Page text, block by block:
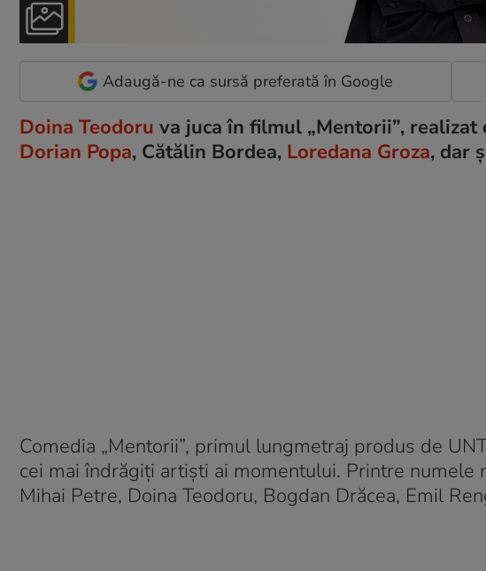
Adaugă-ne ca sursă preferată în Google
Doina Teodoru va juca în filmul „Mentorii”,
Dorian Popa, Cătălin Bordea, Loredana Groza, dar
Comedia „Mentorii”, primul lungmetraj produs de
cei mai îndrăgiți artiști ai momentului. Printre
Mihai Petre, Doina Teodoru, Bogdan Drăcea, Emil